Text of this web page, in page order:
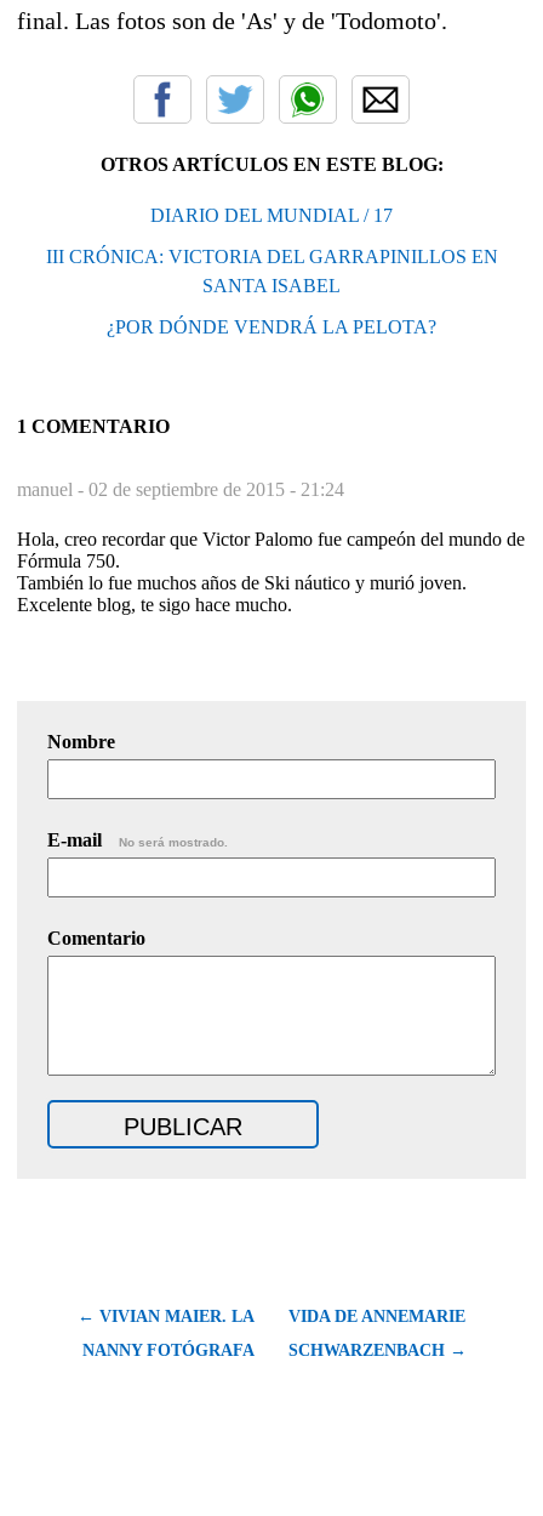
final. Las fotos son de 'As' y de 'Todomoto'.
OTROS ARTÍCULOS EN ESTE BLOG:
DIARIO DEL MUNDIAL / 17
III CRÓNICA: VICTORIA DEL GARRAPINILLOS EN
SANTA ISABEL
¿POR DÓNDE VENDRÁ LA PELOTA?
1 COMENTARIO
manuel - 02 de septiembre de 2015 - 21:24
Hola, creo recordar que Victor Palomo fue campeón del mundo de
Fórmula 750.
También lo fue muchos años de Ski náutico y murió joven.
Excelente blog, te sigo hace mucho.
Nombre
E-mail No será mostrado.
Comentario
← VIVIAN MAIER. LA
NANNY FOTÓGRAFA
VIDA DE ANNEMARIE
SCHWARZENBACH →